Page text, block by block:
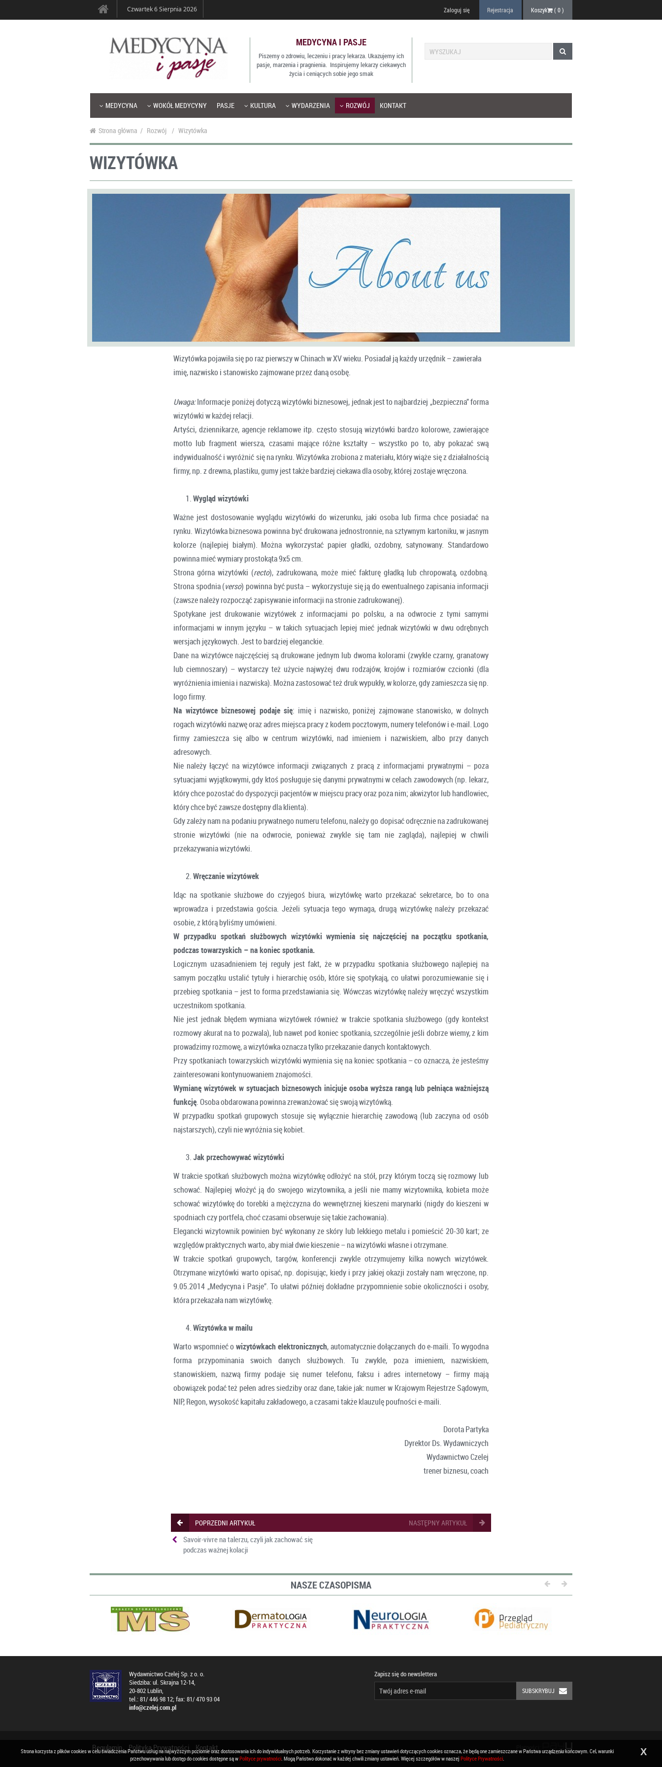
Czwartek 6 Sierpnia 2026 Zaloguj się Rejestracja Koszyk (0)
MEDYCYNA I PASJE
Piszemy o zdrowiu, leczeniu i pracy lekarza. Ukazujemy ich
pasje, marzenia i pragnienia. Inspirujemy lekarzy ciekawych
życia i ceniących sobie jego smak
MEDYCYNA WOKÓŁ MEDYCYNY PASJE KULTURA WYDARZENIA ROZWÓJ KONTAKT
Strona główna / Rozwój / Wizytówka
WIZYTÓWKA
Wizytówka pojawiła się po raz pierwszy w Chinach w XV wieku. Posiadał ją każdy urzędnik – zawierała
imię, nazwisko i stanowisko zajmowane przez daną osobę.
Uwaga:Informacje poniżej dotyczą wizytówki biznesowej, jednak jest to najbardziej „bezpieczna” forma
wizytówki w każdej relacji.
Artyści, dziennikarze, agencje reklamowe itp. często stosują wizytówki bardzo kolorowe, zawierające
motto lub fragment wiersza, czasami mające różne kształty – wszystko po to, aby pokazać swą
indywidualność i wyróżnić się na rynku. Wizytówka zrobiona z materiału, który wiąże się z działalnością
firmy, np. z drewna, plastiku, gumy jest także bardziej ciekawa dla osoby, której zostaje wręczona.
Wygląd wizytówki
Ważne jest dostosowanie wyglądu wizytówki do wizerunku, jaki osoba lub firma chce posiadać na
rynku. Wizytówka biznesowa powinna być drukowana jednostronnie, na sztywnym kartoniku, w jasnym
kolorze (najlepiej białym). Można wykorzystać papier gładki, ozdobny, satynowany. Standardowo
powinna mieć wymiary prostokąta 9x5 cm.
Strona górna wizytówki (recto), zadrukowana, może mieć fakturę gładką lub chropowatą, ozdobną.
Strona spodnia (verso) powinna być pusta – wykorzystuje się ją do ewentualnego zapisania informacji
(zawsze należy rozpocząć zapisywanie informacji na stronie zadrukowanej).
Spotykane jest drukowanie wizytówek z informacjami po polsku, a na odwrocie z tymi samymi
informacjami w innym języku – w takich sytuacjach lepiej mieć jednak wizytówki w dwu odrębnych
wersjach językowych. Jest to bardziej eleganckie.
Dane na wizytówce najczęściej są drukowane jednym lub dwoma kolorami (zwykle czarny, granatowy
lub ciemnoszary) – wystarczy też użycie najwyżej dwu rodzajów, krojów i rozmiarów czcionki (dla
wyróżnienia imienia i nazwiska). Można zastosować też druk wypukły, w kolorze, gdy zamieszcza się np.
logo firmy.
Na wizytówce biznesowej podaje się: imię i nazwisko, poniżej zajmowane stanowisko, w dolnych
rogach wizytówki nazwę oraz adres miejsca pracy z kodem pocztowym, numery telefonów i e-mail. Logo
firmy zamieszcza się albo w centrum wizytówki, nad imieniem i nazwiskiem, albo przy danych
adresowych.
Nie należy łączyć na wizytówce informacji związanych z pracą z informacjami prywatnymi – poza
sytuacjami wyjątkowymi, gdy ktoś posługuje się danymi prywatnymi w celach zawodowych (np. lekarz,
który chce pozostać do dyspozycji pacjentów w miejscu pracy oraz poza nim; akwizytor lub handlowiec,
który chce być zawsze dostępny dla klienta).
Gdy zależy nam na podaniu prywatnego numeru telefonu, należy go dopisać odręcznie na zadrukowanej
stronie wizytówki (nie na odwrocie, ponieważ zwykle się tam nie zagląda), najlepiej w chwili
przekazywania wizytówki.
Wręczanie wizytówek
Idąc na spotkanie służbowe do czyjegoś biura, wizytówkę warto przekazać sekretarce, bo to ona
wprowadza i przedstawia gościa. Jeżeli sytuacja tego wymaga, drugą wizytówkę należy przekazać
osobie, z którą byliśmy umówieni.
W przypadku spotkań służbowych wizytówki wymienia się najczęściej na początku spotkania,
podczas towarzyskich – na koniec spotkania.
Logicznym uzasadnieniem tej reguły jest fakt, że w przypadku spotkania służbowego najlepiej na
samym początku ustalić tytuły i hierarchię osób, które się spotykają, co ułatwi porozumiewanie się i
przebieg spotkania – jest to forma przedstawiania się. Wówczas wizytówkę należy wręczyć wszystkim
uczestnikom spotkania.
Nie jest jednak błędem wymiana wizytówek również w trakcie spotkania służbowego (gdy kontekst
rozmowy akurat na to pozwala), lub nawet pod koniec spotkania, szczególnie jeśli dobrze wiemy, z kim
prowadzimy rozmowę, a wizytówka oznacza tylko przekazanie danych kontaktowych.
Przy spotkaniach towarzyskich wizytówki wymienia się na koniec spotkania – co oznacza, że jesteśmy
zainteresowani kontynuowaniem znajomości.
Wymianę wizytówek w sytuacjach biznesowych inicjuje osoba wyższa rangą lub pełniąca ważniejszą
funkcję. Osoba obdarowana powinna zrewanżować się swoją wizytówką.
W przypadku spotkań grupowych stosuje się wyłącznie hierarchię zawodową (lub zaczyna od osób
najstarszych), czyli nie wyróżnia się kobiet.
Jak przechowywać wizytówki
W trakcie spotkań służbowych można wizytówkę odłożyć na stół, przy którym toczą się rozmowy lub
schować. Najlepiej włożyć ją do swojego wizytownika, a jeśli nie mamy wizytownika, kobieta może
schować wizytówkę do torebki a mężczyzna do wewnętrznej kieszeni marynarki (nigdy do kieszeni w
spodniach czy portfela, choć czasami obserwuje się takie zachowania).
Elegancki wizytownik powinien być wykonany ze skóry lub lekkiego metalu i pomieścić 20-30 kart; ze
względów praktycznych warto, aby miał dwie kieszenie – na wizytówki własne i otrzymane.
W trakcie spotkań grupowych, targów, konferencji zwykle otrzymujemy kilka nowych wizytówek.
Otrzymane wizytówki warto opisać, np. dopisując, kiedy i przy jakiej okazji zostały nam wręczone, np.
9.05.2014 „Medycyna i Pasje”. To ułatwi później dokładne przypomnienie sobie okoliczności i osoby,
która przekazała nam wizytówkę.
Wizytówka w mailu
Warto wspomnieć owizytówkach elektronicznych, automatycznie dołączanych do e-maili. To wygodna
forma przypominania swoich danych służbowych. Tu zwykle, poza imieniem, nazwiskiem,
stanowiskiem, nazwą firmy podaje się numer telefonu, faksu i adres internetowy – firmy mają
obowiązek podać też pełen adres siedziby oraz dane, takie jak: numer w Krajowym Rejestrze Sądowym,
NIP, Regon, wysokość kapitału zakładowego, a czasami także klauzulę poufności e-maili.
Dorota Partyka
Dyrektor Ds. Wydawniczych
Wydawnictwo Czelej
trener biznesu, coach
POPRZEDNI ARTYKUŁ NASTĘPNY ARTYKUŁ
Savoir-vivre na talerzu, czyli jak zachować się
podczas ważnej kolacji
NASZE CZASOPISMA
Wydawnictwo Czelej Sp. z o. o.
Siedziba: ul. Skrajna 12-14,
20-802 Lublin,
tel.: 81/ 446 98 12; fax: 81/ 470 93 04
info@czelej.com.pl
Zapisz się do newslettera
SUBSKRYBUJ
Regulamin Polityka Prywatności Kontakt Płatności:
Strona korzysta z plików cookies w celu świadczenia Państwu usług na najwyższym poziomie oraz dostosowania ich do indywidualnych potrzeb. Korzystanie z witryny bez zmiany ustawień dotyczących cookies oznacza, że będą one zamieszczane w Państwa urządzeniu końcowym. Cel, warunki
przechowywania lub dostęp do cookies dostępne są wPolityce prywatności. Mogą Państwo dokonać w każdej chwili zmiany ustawień. Więcej szczegółów w naszej Polityce Prywatności.
X